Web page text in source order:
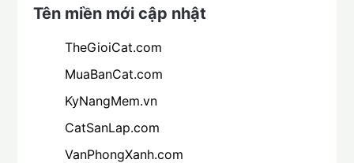
Tên miền mới cập nhật
TheGioiCat.com
MuaBanCat.com
KyNangMem.vn
CatSanLap.com
VanPhongXanh.com